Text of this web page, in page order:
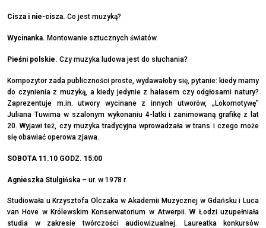
Cisza i nie-cisza. Co jest muzyką?
Wycinanka. Montowanie sztucznych światów.
Pieśni polskie. Czy muzyka ludowa jest do słuchania?
Kompozytor zada publiczności proste, wydawałoby się, pytanie: kiedy mamy
do czynienia z muzyką, a kiedy jedynie z hałasem czy odgłosami natury?
Zaprezentuje m.in. utwory wycinane z innych utworów, „Lokomotywę”
Juliana Tuwima w szalonym wykonaniu 4-latki i zanimowaną grafikę z lat
20. Wyjawi też, czy muzyka tradycyjna wprowadzała w trans i czego może
się obawiać operowa zjawa.
SOBOTA 11.10 GODZ. 15:00
Agnieszka Stulgińska – ur. w 1978 r.
Studiowała u Krzysztofa Olczaka w Akademii Muzycznej w Gdańsku i Luca
van Hove w Królewskim Konserwatorium w Atwerpii. W Łodzi uzupełniała
studia w zakresie twórczości audiowizualnej. Laureatka konkursów